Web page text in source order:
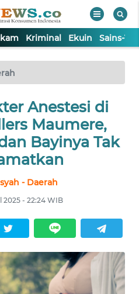
Kriminal Ekuin Sains-
Anestesi di
Maumere,
Bayinya Tak
- Daerah
2025 - 22:24 WIB